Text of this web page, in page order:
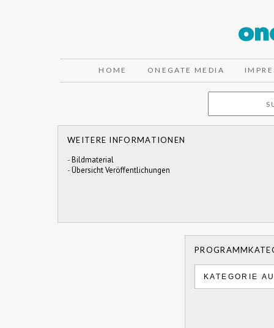
HOME ONEGATE MEDIA
WEITERE INFORMATIONEN
-Bildmaterial
-Übersicht Veröffentlichungen